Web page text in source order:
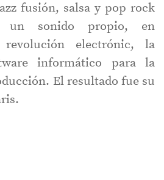
fusión, salsa y pop rock
un sonido propio, en
electrónic, la
informático para la
El resultado fue su